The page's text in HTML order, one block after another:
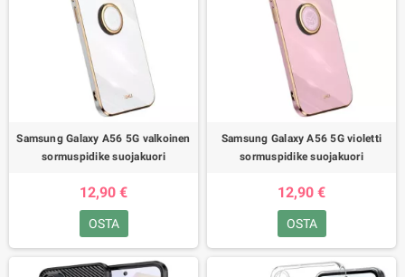
Samsung Galaxy A56 5G valkoinen
sormuspidike suojakuori
12,90 €
OSTA
Samsung Galaxy A56 5G violetti
sormuspidike suojakuori
12,90 €
OSTA